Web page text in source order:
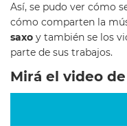
Así, se pudo ver cómo
cómo comparten la
saxo y también se los
parte de sus trabajos.
Mirá el video